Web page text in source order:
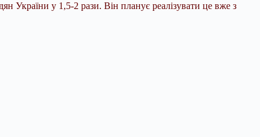
України у 1,5-2 рази. Він планує реалізувати це вже з